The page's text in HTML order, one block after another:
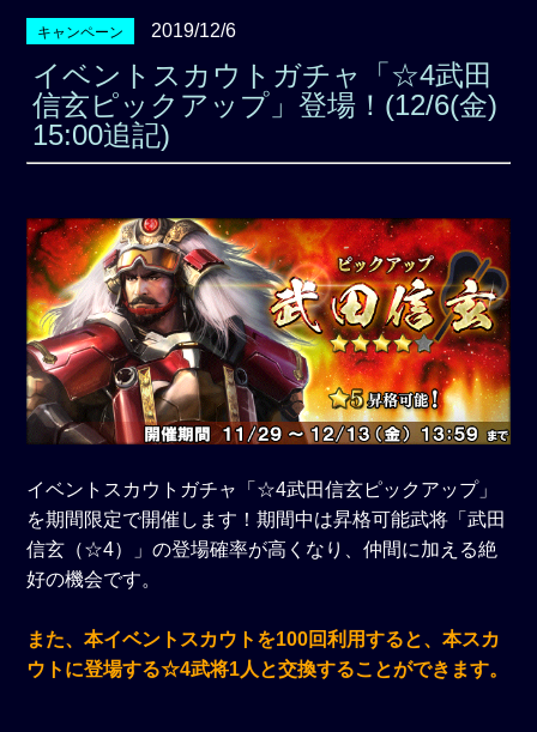
キャンペーン 2019/12/6
イベントスカウトガチャ「☆4武田
信玄ピックアップ」登場！(12/6(金)
15:00追記)
イベントスカウトガチャ「☆4武田信玄ピックアップ」
を期間限定で開催します！期間中は昇格可能武将「武田
信玄（☆4）」の登場確率が高くなり、仲間に加える絶
好の機会です。
また、本イベントスカウトを100回利用すると、本スカ
ウトに登場する☆4武将1人と交換することができます。